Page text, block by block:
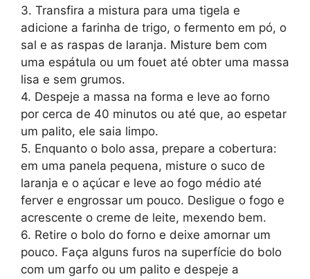
3. Transfira a mistura para uma tigela e
adicione a farinha de trigo, o fermento em pó, o
sal e as raspas de laranja. Misture bem com
uma espátula ou um fouet até obter uma massa
lisa e sem grumos.
4. Despeje a massa na forma e leve ao forno
por cerca de 40 minutos ou até que, ao espetar
um palito, ele saia limpo.
5. Enquanto o bolo assa, prepare a cobertura:
em uma panela pequena, misture o suco de
laranja e o açúcar e leve ao fogo médio até
ferver e engrossar um pouco. Desligue o fogo e
acrescente o creme de leite, mexendo bem.
6. Retire o bolo do forno e deixe amornar um
pouco. Faça alguns furos na superfície do bolo
com um garfo ou um palito e despeje a